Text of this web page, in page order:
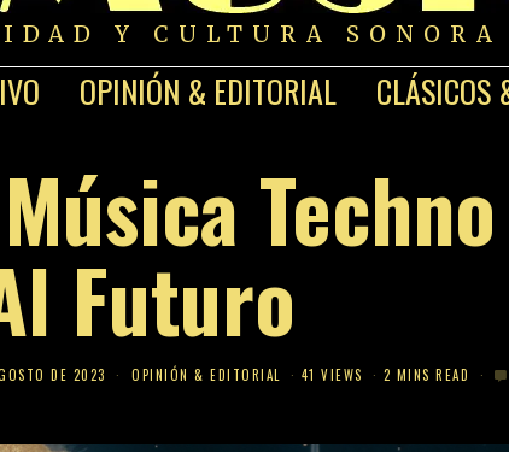
Y CULTURA SONORA
OPINIÓN & EDITORIAL CLÁSICOS
Futuro
DE 2023 OPINIÓN & EDITORIAL 41 VIEWS 2 MINS READ